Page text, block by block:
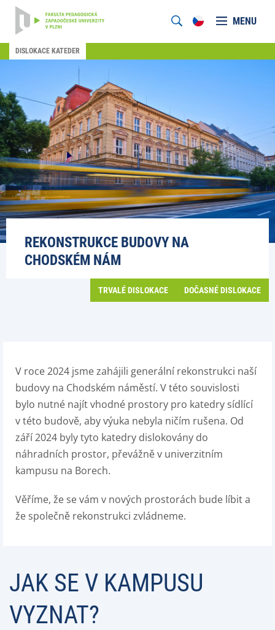
MENU
DISLOKACE KATEDER
REKONSTRUKCE BUDOVY NA
CHODSKÉM NÁM
DOČASNÉ DISLOKACE
TRVALÉ DISLOKACE
V roce 2024 jsme zahájili generální rekonstrukci naší
budovy na Chodském náměstí. V této souvislosti
bylo nutné najít vhodné prostory pro katedry sídlící
v této budově, aby výuka nebyla ničím rušena. Od
září 2024 byly tyto katedry dislokovány do
náhradních prostor, převážně v univerzitním
kampusu na Borech.
Věříme, že se vám v nových prostorách bude líbit a
že společně rekonstrukci zvládneme.
JAK SE V KAMPUSU
VYZNAT?